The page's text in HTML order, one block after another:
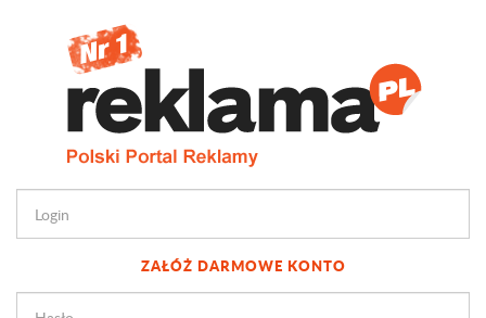
ZAŁÓŻ DARMOWE KONTO